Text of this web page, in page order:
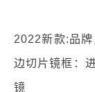
2022新款:品
边切片镜框：
镜